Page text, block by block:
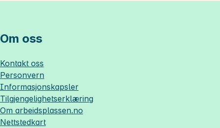
Om oss
Kontakt oss
Personvern
Informasjonskapsler
Tilgjengelighetserklæring
Om arbeidsplassen.no
Nettstedkart